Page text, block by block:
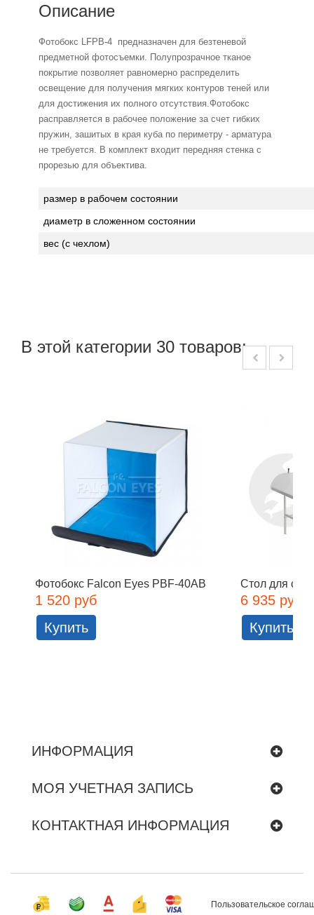
Описание
Фотобокс LFPB-4 предназначен для безтеневой
предметной фотосъемки. Полупрозрачное тканое
покрытие позволяет равномерно распределить
освещение для получения мягких контуров теней или
для достижения их полного отсутствия.Фотобокс
расправляется в рабочее положение за счет гибких
пружин, зашитых в края куба по периметру - арматура
не требуется. В комплект входит передняя стенка с
прорезью для объектива.
размер в рабочем состоянии
диаметр в сложенном состоянии
вес (с чехлом)
В этой категории 30 товаров:
Фотобокс Falcon Eyes PBF-40AB
1 520 руб
Купить
Стол для
6 935 руб
Купить
ИНФОРМАЦИЯ
МОЯ УЧЕТНАЯ ЗАПИСЬ
КОНТАКТНАЯ ИНФОРМАЦИЯ
Пользовательское